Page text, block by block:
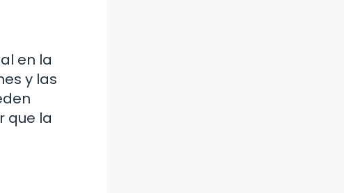
en la
y las
que la